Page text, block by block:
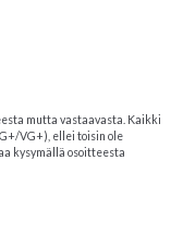
mutta vastaavasta. Kaikki
VG+), ellei toisin ole
kysymällä osoitteesta